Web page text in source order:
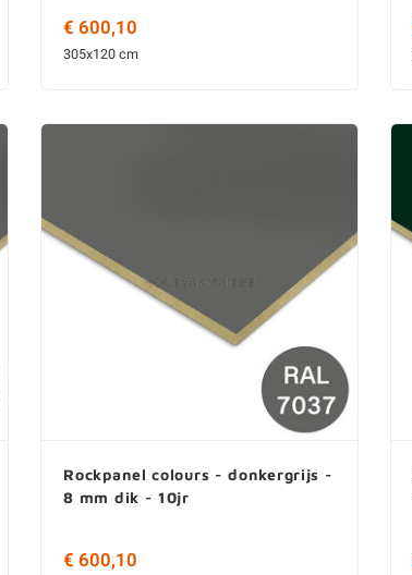
€ 600,10
305x120 cm
Rockpanel colours - donkergrijs -
8 mm dik - 10jr
€ 600,10